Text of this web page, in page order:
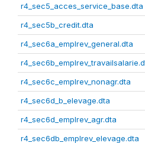
r4_sec5_acces_service_base.dta
r4_sec5b_credit.dta
r4_sec6a_emplrev_general.dta
r4_sec6c_emplrev_nonagr.dta
r4_sec6d_b_elevage.dta
r4_sec6d_emplrev_agr.dta
r4_sec6db_emplrev_elevage.dta